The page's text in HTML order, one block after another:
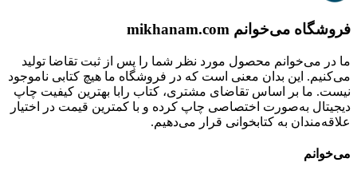
فروشگاه می‌خوانم mikhanam.com
ما در می‌خوانم محصول مورد نظر شما را پس از ثبت تقاضا تولید
می‌کنیم. این بدان معنی است که در فروشگاه ما هیچ کتابی ناموجود
نیست. ما بر اساس تقاضای مشتری، کتاب رابا بهترین کیفیت چاپ
دیجیتال به‌صورت اختصاصی چاپ کرده و با کمترین قیمت در اختیار
علاقه‌مندان به کتابخوانی قرار می‌دهیم.
می‌خوانم